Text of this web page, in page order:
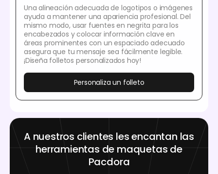
Una alineación adecuada de logotipos o imágenes
ayuda a mantener una apariencia profesional. Del
mismo modo, usar fuentes en negrita para los
encabezados y colocar información clave en
áreas prominentes con un espaciado adecuado
asegura que tu mensaje sea fácilmente legible.
¡Diseña folletos personalizados hoy!
Personaliza un folleto
A nuestros clientes les encantan las
herramientas de maquetas de
Pacdora